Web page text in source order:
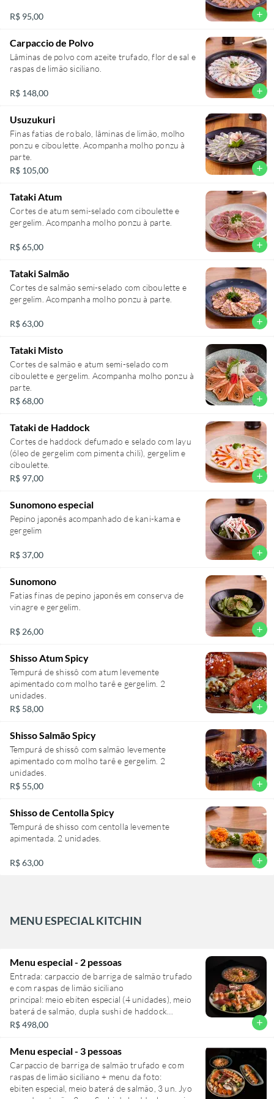
R$ 95,00 add
Carpaccio de Polvo
Lâminas de polvo com azeite trufado, flor de sal e
raspas de limão siciliano.
R$ 148,00 add
Usuzukuri
Finas fatias de robalo, lâminas de limão, molho
ponzu e ciboulette. Acompanha molho ponzu à
parte.
R$ 105,00
add
Tataki Atum
Cortes de atum semi-selado com ciboulette e
gergelim. Acompanha molho ponzu à parte.
R$ 65,00 add
Tataki Salmão
Cortes de salmão semi-selado com ciboulette e
gergelim. Acompanha molho ponzu à parte.
R$ 63,00 add
Tataki Misto
Cortes de salmão e atum semi-selado com
ciboulette e gergelim. Acompanha molho ponzu à
parte.
R$ 68,00
add
Tataki de Haddock
Cortes de haddock defumado e selado com layu
(óleo de gergelim com pimenta chili), gergelim e
ciboulette.
R$ 97,00
add
Sunomono especial
Pepino japonês acompanhado de kani-kama e
gergelim
R$ 37,00 add
Sunomono
Fatias finas de pepino japonês em conserva de
vinagre e gergelim.
R$ 26,00 add
Shisso Atum Spicy
Tempurá de shissô com atum levemente
apimentado com molho tarê e gergelim. 2
unidades.
R$ 58,00
add
Shisso Salmão Spicy
Tempurá de shissô com salmão levemente
apimentado com molho tarê e gergelim. 2
unidades.
R$ 55,00
add
Shisso de Centolla Spicy
Tempurá de shisso com centolla levemente
apimentada. 2 unidades.
R$ 63,00 add
MENU ESPECIAL KITCHIN
Menu especial - 2 pessoas
Entrada: carpaccio de barriga de salmão trufado
e com raspas de limão siciliano
principal: meio ebiten especial (4 unidades), meio
baterá de salmão, dupla sushi de haddock
especial, dupla sushi de atum, dupla jyo de vieira,
sashimis de salmão, atum e polvo
R$ 498,00 add
Menu especial - 3 pessoas
Carpaccio de barriga de salmão trufado e com
raspas de limão siciliano + menu da foto:
ebiten especial, meio baterá de salmão, 3 un. Jyo